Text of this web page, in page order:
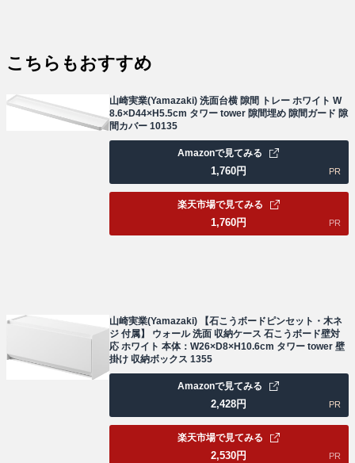
こちらもおすすめ
山崎実業(Yamazaki) 洗面台横 隙間 トレー ホワイト W
8.6×D44×H5.5cm タワー tower 隙間埋め 隙間ガード 隙
間カバー 10135
1,760円
Amazonで見てみる
PR
1,760円
楽天市場で見てみる
PR
山崎実業(Yamazaki) 【石こうボードピンセット・木ネ
ジ 付属】 ウォール 洗面 収納ケース 石こうボード壁対
応 ホワイト 本体：W26×D8×H10.6cm タワー tower 壁
掛け 収納ボックス 1355
2,428円
Amazonで見てみる
PR
2,530円
楽天市場で見てみる
PR